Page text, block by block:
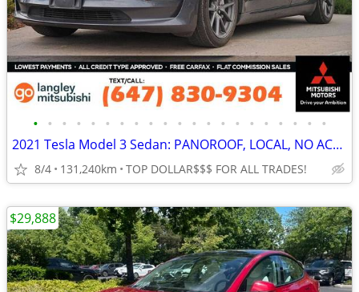
• • • • • • • • • • • • • • • • • • • • •
2021 Tesla Model 3 Sedan: PANOROOF, LOCAL, NO ACCIDENTS
8/4 131,240km TOP DOLLAR$$$ FOR ALL TRADES!
$29,888